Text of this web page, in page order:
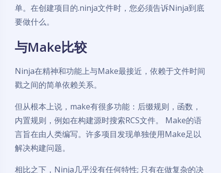
单。在创建项目的.ninja文件时，您必须告诉Ninja到底
要做什么。
与Make比较
Ninja在精神和功能上与Make最接近，依赖于文件时间
戳之间的简单依赖关系。
但从根本上说，make有很多功能：后缀规则，函数，
内置规则，例如在构建源时搜索RCS文件。 Make的语
言旨在由人类编写。许多项目发现单独使用Make足以
解决构建问题。
相比之下，Ninja几乎没有任何特性; 只有在做复杂的决